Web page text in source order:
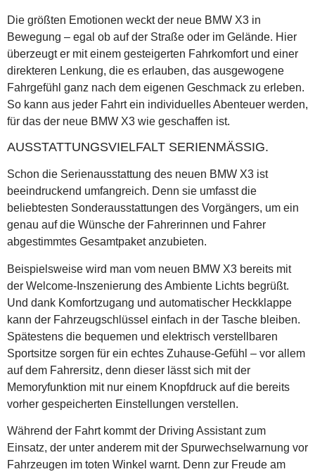
Die größten Emotionen weckt der neue BMW X3 in
Bewegung – egal ob auf der Straße oder im Gelände. Hier
überzeugt er mit einem gesteigerten Fahrkomfort und einer
direkteren Lenkung, die es erlauben, das ausgewogene
Fahrgefühl ganz nach dem eigenen Geschmack zu erleben.
So kann aus jeder Fahrt ein individuelles Abenteuer werden,
für das der neue BMW X3 wie geschaffen ist.
AUSSTATTUNGSVIELFALT SERIENMÄSSIG.
Schon die Serienausstattung des neuen BMW X3 ist
beeindruckend umfangreich. Denn sie umfasst die
beliebtesten Sonderausstattungen des Vorgängers, um ein
genau auf die Wünsche der Fahrerinnen und Fahrer
abgestimmtes Gesamtpaket anzubieten.
Beispielsweise wird man vom neuen BMW X3 bereits mit
der Welcome-Inszenierung des Ambiente Lichts begrüßt.
Und dank Komfortzugang und automatischer Heckklappe
kann der Fahrzeugschlüssel einfach in der Tasche bleiben.
Spätestens die bequemen und elektrisch verstellbaren
Sportsitze sorgen für ein echtes Zuhause-Gefühl – vor allem
auf dem Fahrersitz, denn dieser lässt sich mit der
Memoryfunktion mit nur einem Knopfdruck auf die bereits
vorher gespeicherten Einstellungen verstellen.
Während der Fahrt kommt der Driving Assistant zum
Einsatz, der unter anderem mit der Spurwechselwarnung vor
Fahrzeugen im toten Winkel warnt. Denn zur Freude am